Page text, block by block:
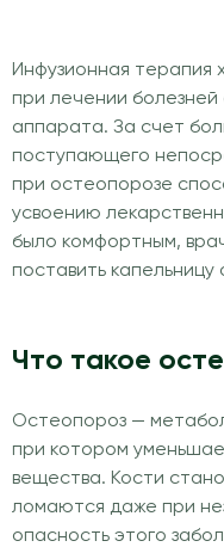
Инфузионная терапия
при лечении
аппарата. За счет
поступающего
при остеопорозе
усвоению
было комфортным,
поставить
Что такое
Остеопороз —
при котором
вещества. Кости
ломаются даже при
опасность этого